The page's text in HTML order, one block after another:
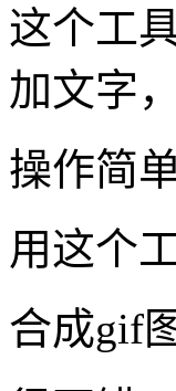
这个工
加文字
操作简
用这个
合成gif